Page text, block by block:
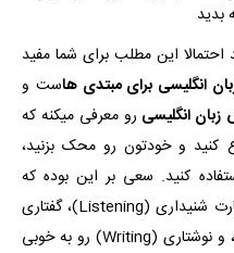
بدید
احتمالا این مطلب برای شما مفید
انگلیسی برای مبتدی هاست و
انگلیسی رو معرفی میکنه که
کنید و خودتون رو محک بزنید،
کنید. سعی بر این بوده که
کتاب‌هایی معرفی بشن که هر چهار مهارت شنیداری (Listening)، گفتاری
(Speaking)، درک مطلب (Reading)، و نوشتاری (Writing) رو به خوبی